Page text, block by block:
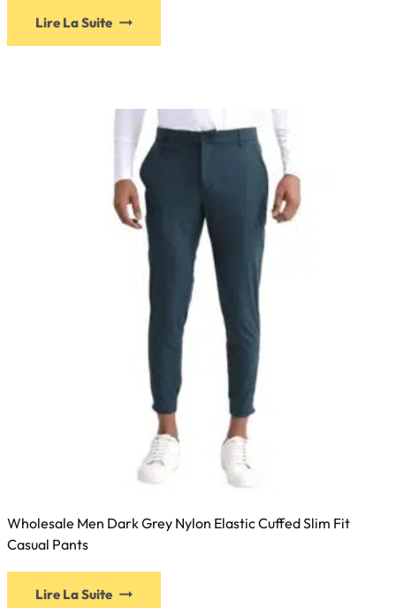
Lire La Suite
Wholesale Men Dark Grey Nylon Elastic Cuffed Slim Fit
Casual Pants
Lire La Suite